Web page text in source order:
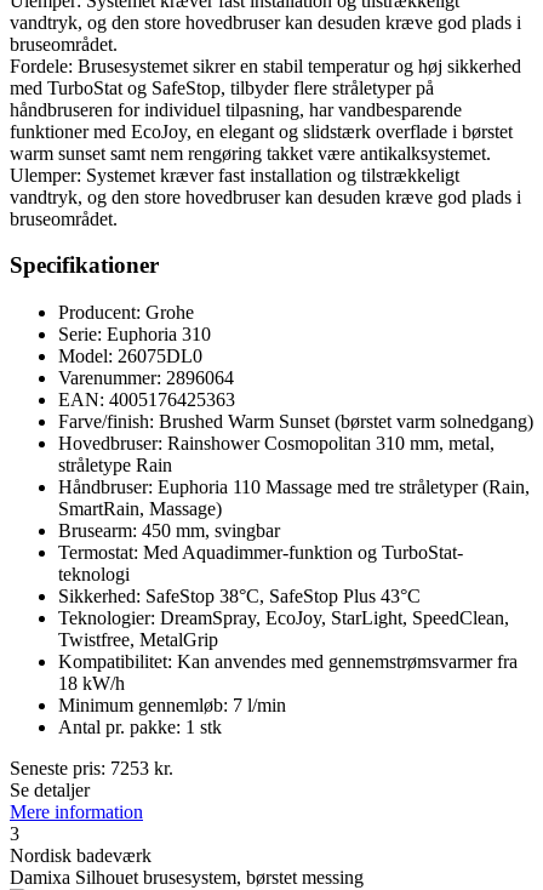
vandtryk, og den store hovedbruser kan desuden kræve god plads i
bruseområdet.
Fordele: Brusesystemet sikrer en stabil temperatur og høj sikkerhed
med TurboStat og SafeStop, tilbyder flere stråletyper på
håndbruseren for individuel tilpasning, har vandbesparende
funktioner med EcoJoy, en elegant og slidstærk overflade i børstet
warm sunset samt nem rengøring takket være antikalksystemet.
Ulemper: Systemet kræver fast installation og tilstrækkeligt
vandtryk, og den store hovedbruser kan desuden kræve god plads i
bruseområdet.
Specifikationer
Producent: Grohe
Serie: Euphoria 310
Model: 26075DL0
Varenummer: 2896064
EAN: 4005176425363
Farve/finish: Brushed Warm Sunset (børstet varm solnedgang)
Hovedbruser: Rainshower Cosmopolitan 310 mm, metal,
stråletype Rain
Håndbruser: Euphoria 110 Massage med tre stråletyper (Rain,
SmartRain, Massage)
Brusearm: 450 mm, svingbar
Termostat: Med Aquadimmer-funktion og TurboStat-
teknologi
Sikkerhed: SafeStop 38°C, SafeStop Plus 43°C
Teknologier: DreamSpray, EcoJoy, StarLight, SpeedClean,
Twistfree, MetalGrip
Kompatibilitet: Kan anvendes med gennemstrømsvarmer fra
18 kW/h
Minimum gennemløb: 7 l/min
Antal pr. pakke: 1 stk
Seneste pris: 7253 kr.
Se detaljer
Mere information
3
Nordisk badeværk
Damixa Silhouet brusesystem, børstet messing